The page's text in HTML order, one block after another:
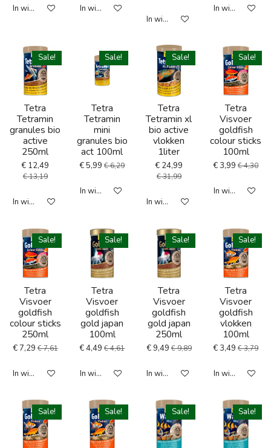
In winkelwagen In winkelwagen
In winkelwagen
In winkelwagen
Sale!
Tetra
Tetramin
granules bio
active
250ml
€ 12,49
€ 13,19
In winkelwagen
Sale!
Tetra
Tetramin
mini
granules bio
act 100ml
€ 5,99 € 6,29
In winkelwagen
Sale!
Tetra
Tetramin xl
bio active
vlokken
1liter
€ 24,99
€ 31,99
In winkelwagen
Sale!
Tetra
Visvoer
goldfish
colour sticks
100ml
€ 3,99 € 4,30
In winkelwagen
Sale!
Tetra
Visvoer
goldfish
colour sticks
250ml
€ 7,29 € 7,61
In winkelwagen
Sale!
Tetra
Visvoer
goldfish
gold japan
100ml
€ 4,49 € 4,61
In winkelwagen
Sale!
Tetra
Visvoer
goldfish
gold japan
250ml
€ 9,49 € 9,89
In winkelwagen
Sale!
Tetra
Visvoer
goldfish
vlokken
100ml
€ 3,49 € 3,79
In winkelwagen
Sale! Sale! Sale! Sale!